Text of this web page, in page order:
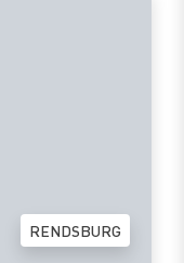
RENDSBURG